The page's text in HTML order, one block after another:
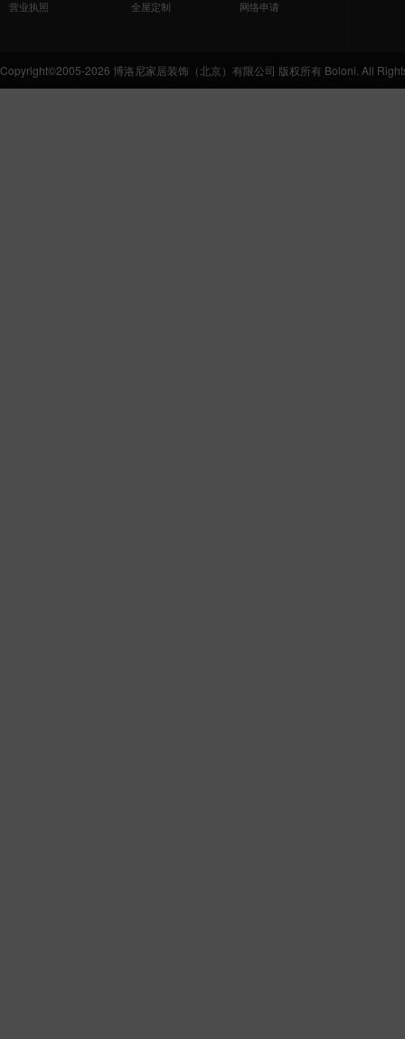
营业执照
全屋定制
网络申请
Copyright©2005-2026 博洛尼家居装饰（北京）有限公司 版权所有 Boloni. All